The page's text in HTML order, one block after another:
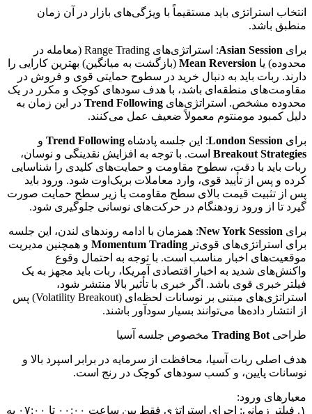
انتخاب استراتژی باید مستقیماً با ویژگی‌های بازار در آن زمان
منطبق باشد.
برای Asian Session
: استراتژی‌های Range Trading (معامله در
محدوده) یا Mean Reversion (بازگشت به میانگین) بهترین کارایی را
دارند. ربات باید به دنبال خرید در سطوح حمایتی قوی و فروش در
مقاومت‌های منطقه‌ای باشد، با هدف سودهای کوچک و مکرر در یک
محدوده مشخص. استراتژی‌های Trend Following در این زمان به
دلیل کمبود مومنتوم معمولاً ضعیف عمل می‌کنند.
برای London Session: این جلسه پادشاه Trend Following و
Breakout Strategies است. با توجه به افزایش نقدینگی و نوسان،
ربات باید با دقت، سطوح مقاومت و حمایت‌های کلیدی را شناسایی
کرده و پس از تأیید قوی، وارد معاملات بریک‌اوت شود. ورود باید
پس از تثبیت قیمت بالای سطح مقاومت یا زیر سطح حمایت صورت
گیرد تا از ورود زودهنگام در حرکت‌های نوسانی جلوگیری شود.
برای New York Session: همزمان با ادامه روندهای لندن، این جلسه
برای استراتژی‌های قوی‌تر Momentum Trading و همچنین مدیریت
موقعیت‌های اخبار مناسب است. با توجه به احتمال وقوع
واکنش‌های شدید به اخبار اقتصادی آمریکا، ربات باید مجهز به یک
فیلتر خبری قوی باشد. اگر خبری با تأثیر بالا منتشر شود،
استراتژی‌های مبتنی بر نوسانات لحظه‌ای (Volatility Breakout) پس
از انتشار داده‌ها می‌توانند بسیار سودآور باشند.
طراحی Trading Bot مخصوص جلسه آسیا
هدف اصلی ربات آسیا، محافظت از سرمایه در برابر اسپرد بالا و
نوسانات پایین، و کسب سودهای کوچک در رنج است.
معیارهای ورود:
۱. فیلتر زمانی: اجرای استراتژی فقط بین ساعت ۰۰:۰۰ تا ۰۷:۰۰ به